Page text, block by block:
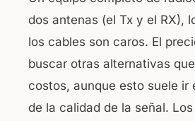
dos antenas (el Tx y el RX),
los cables son caros. El
buscar otras alternativas
costos, aunque esto suele ir
de la calidad de la señal.